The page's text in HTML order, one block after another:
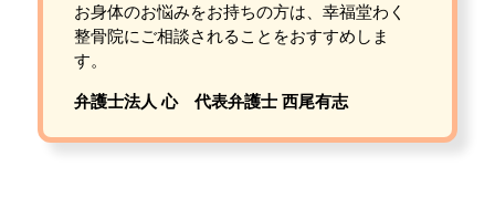
お身体のお悩みをお持ちの方は、幸福堂わく
整骨院にご相談されることをおすすめしま
す。
弁護士法人 心 代表弁護士 西尾有志